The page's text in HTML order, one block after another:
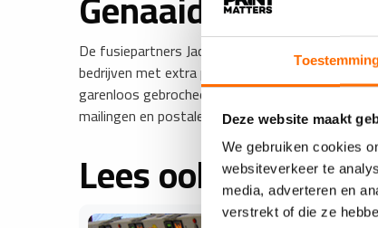
Deze website maakt
We gebruiken cookies
websiteverkeer te
media, adverteren en
verstrekt of die ze
De fusiepartners Jacco de Jonge en Gerrie
bedrijven met extra productiecapaciteit en een
garenloos gebrocheerd in koudlijm, hotmelt en
mailingen en postale handling.’
Lees ook